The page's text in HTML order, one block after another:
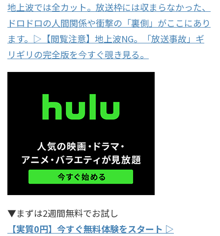
地上波では全カット。放送枠には収まらなかった、
ドロドロの人間関係や衝撃の「裏側」がここにあり
ます。▷【閲覧注意】地上波NG。「放送事故」ギ
リギリの完全版を今すぐ覗き見る。
▼まずは2週間無料でお試し
【実質0円】今すぐ無料体験をスタート ▷